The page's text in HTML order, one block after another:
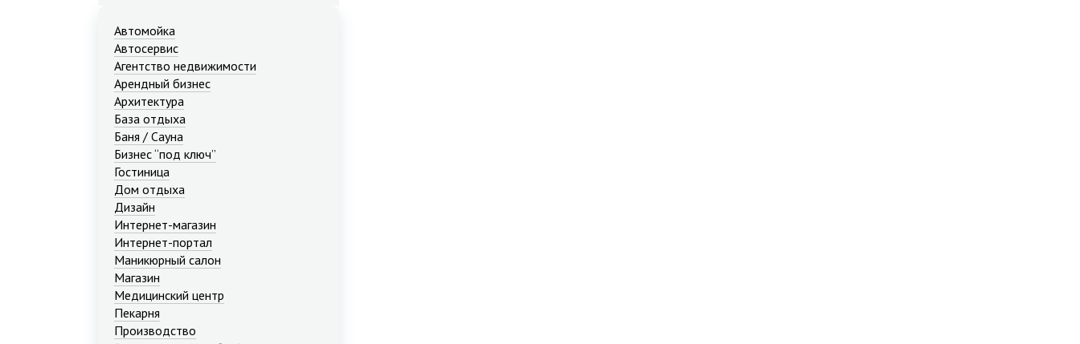
Автомойка
Автосервис
Агентство недвижимости
Арендный бизнес
Архитектура
База отдыха
Баня / Сауна
Бизнес “под ключ”
Гостиница
Дом отдыха
Дизайн
Интернет-магазин
Интернет-портал
Маникюрный салон
Магазин
Медицинский центр
Пекарня
Производство